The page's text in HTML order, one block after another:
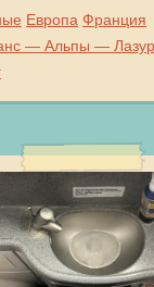
Европа Франция
— Альпы —